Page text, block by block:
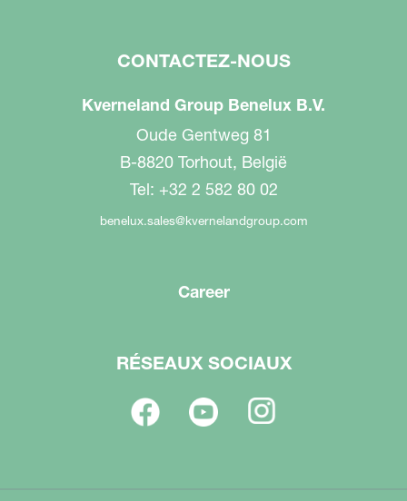
CONTACTEZ-NOUS
Kverneland Group Benelux B.V.
Oude Gentweg 81
B-8820 Torhout, België
Tel: +32 2 582 80 02
benelux.sales@kvernelandgroup.com
Career
RÉSEAUX SOCIAUX